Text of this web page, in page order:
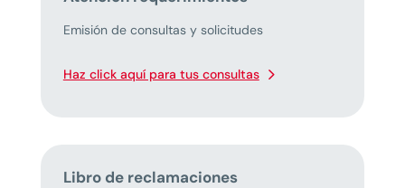
Emisión de consultas y solicitudes
Haz click aquí para tus consultas
Libro de reclamaciones